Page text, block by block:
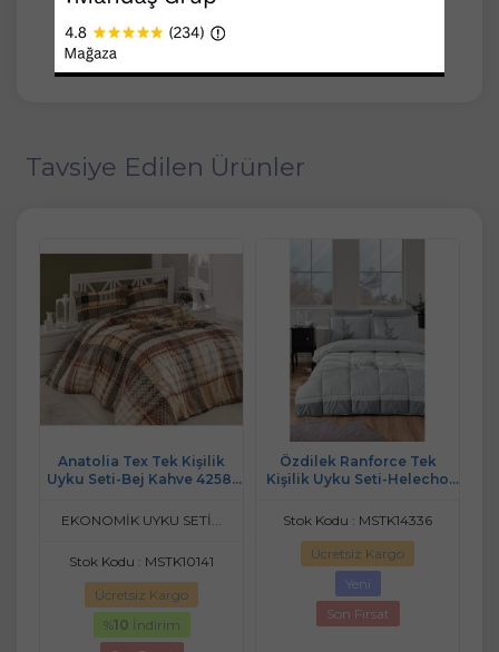
Ürünlerimiz garantilidir.
Tavsiye Edilen Ürünler
Anatolia Tex Tek Kişilik
Uyku Seti-Bej Kahve 4258-
EKONOMİK UYKU SETİ...
Stok Kodu : MSTK10141
Ücretsiz Kargo
%10 İndirim
Özdilek Ranforce Tek
Kişilik Uyku Seti-Helecho
Stok Kodu : MSTK14336
Ücretsiz Kargo
Yeni
Son Fırsat